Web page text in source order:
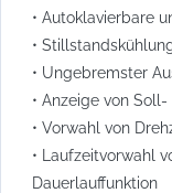
• Autoklavierbare
•
• Ungebremster
• Anzeige von
• Vorwahl von
• Laufzeitvorwahl
Dauerlauffunktion